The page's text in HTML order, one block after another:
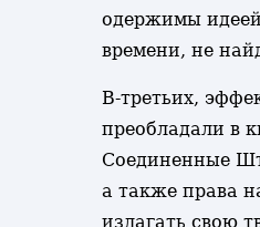
одержимы
времени, не
В-третьих,
преобладали в
Соединенные
а также права
излагать свою